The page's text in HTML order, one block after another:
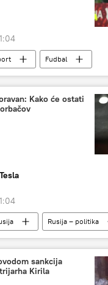
Fudbal
Kako će ostati
Rusija – politika
sankcija
Kirila